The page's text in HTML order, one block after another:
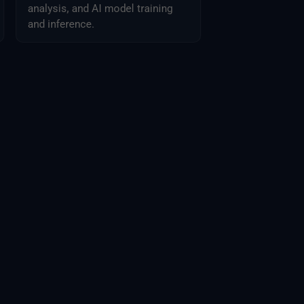
analysis, and AI model training
and inference.